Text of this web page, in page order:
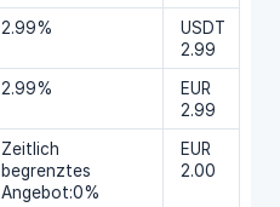
2.99%
USDT
2.99
2.99%
EUR
2.99
Zeitlich
begrenztes
Angebot:0%
EUR
2.00